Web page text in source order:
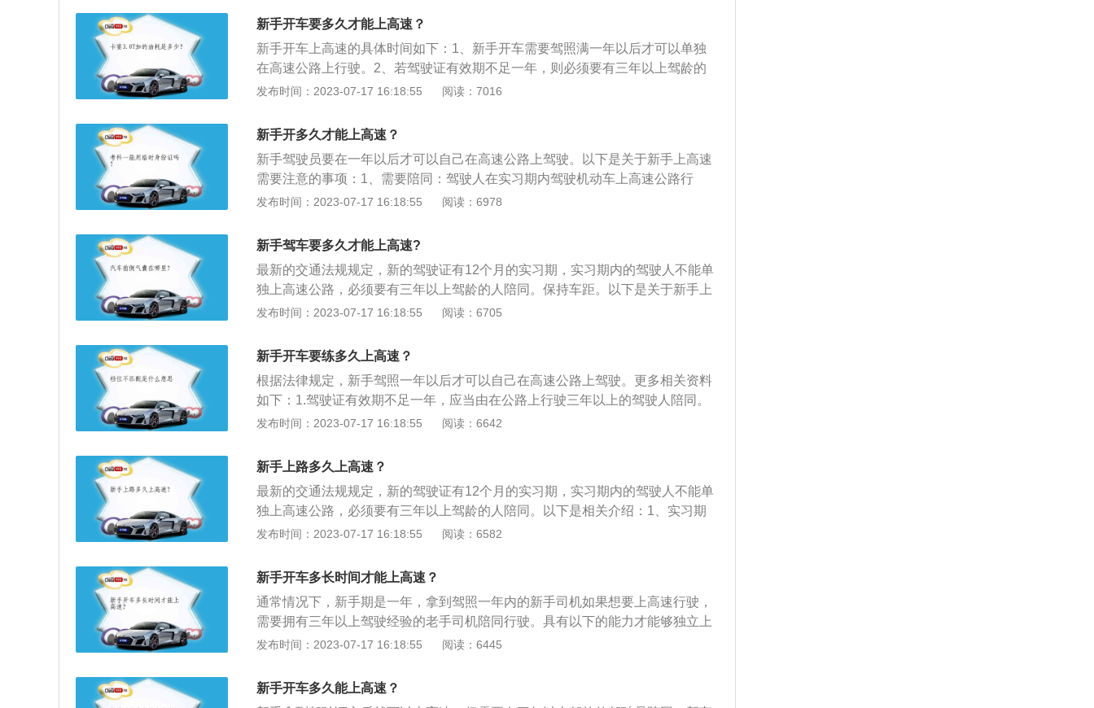
前最好可以设置好导航，确定目的地，有导航的辅助驾驶，能够让驾驶员很好了
尔观察一下左右后视镜。在复杂路况行驶时，要注意两边路况，如果有紧急情况
时要提前踩刹车。家装倒车影像：新手开车最头疼的应该是停车问题，有时候一
个车位停了半天都停不进去。建议这类车主应尽量加装倒车影像、360度全景影
新手开车要多久才能上高速？
新手开车上高速的具体时间如下：1、新手开车需要驾照满一年以后才可以单独
在高速公路上行驶。2、若驾驶证有效期不足一年，则必须要有三年以上驾龄的
人陪同。新手开车注意事项如下：1、良好的心态：新手上路开车一般会比较紧
心态。2、认真遵守交通法规：遵守交通规则是新手开车注意事项中最需要注意
车保养：新手上路前一定要按时做汽车保养。并且每次开车上路前都要先检查车
辆的状况，在新手上路开车的过程中也要留意车有没有异常情况。
发布时间：2023-07-17 16:18:55 阅读：7016
新手开多久才能上高速？
新手驾驶员要在一年以后才可以自己在高速公路上驾驶。以下是关于新手上高速
需要注意的事项：1、需要陪同：驾驶人在实习期内驾驶机动车上高速公路行
驶，应当由持相应或者更高准驾车型驾驶证三年以上的驾驶人陪同。2、处罚：“1
200元罚款，并责令就近驶离高速公路；正准备进入高速公路的新手司机，教育
发布时间：2023-07-17 16:18:55 阅读：6978
新手驾车要多久才能上高速?
最新的交通法规规定，新的驾驶证有12个月的实习期，实习期内的驾驶人不能单
独上高速公路，必须要有三年以上驾龄的人陪同。保持车距。以下是关于新手上
高速的注意事项：1、车距是行车安全第一要素，很多新手司机由于驾驶经验不
本不可能来得及刹车。2、车速限制，高速公路不像普通公路，车速有限制，高
为新手司机，车速低点没问题，但不要低于限速，根据交规规定，机动车在高速
公路上行驶低于规定最低时速的一次扣3分，也不能太快，这时跑高速应该是积
累经验和培养心理素质的过程。3、切勿猛打方向，高速行驶要始终握紧方向
动时，分几次制动最好，不要一脚刹死，防止车辆跑偏。4、良好驾驶行为，为
什么驾照未满一年实习期不能上高速，除了要有一定的驾驶经验，还要良好的驾
驶行为，例如保持直线行驶，占着两个行车道行驶，很容易产生刮蹭，再加上速
就是没有养成这个习惯，变道时如果忘记观察后视镜，这时后边有人超车，危险
有留意路口预告牌，一旦错过高速出口不要慌张，也不要尝试减速刹车或者掉
头，应继续保持车速开下去，寻找下一个出口返回原路。
发布时间：2023-07-17 16:18:55 阅读：6705
新手开车要练多久上高速？
根据法律规定，新手驾照一年以后才可以自己在高速公路上驾驶。更多相关资料
如下：1.驾驶证有效期不足一年，应当由在公路上行驶三年以上的驾驶人陪同。
实习期间，实习者必须在车上张贴实习的标志。否则，将受到惩罚。机动车驾驶
辆。2.根据《机动车驾驶证申领和使用规定》第七十五条：驾驶人在实习期内驾
驶人陪同。
发布时间：2023-07-17 16:18:55 阅读：6642
新手上路多久上高速？
最新的交通法规规定，新的驾驶证有12个月的实习期，实习期内的驾驶人不能单
独上高速公路，必须要有三年以上驾龄的人陪同。以下是相关介绍：1、实习期
间还要根据要求在车身后部粘贴、悬挂统一标志，如果标志不符合规定或者无法
不能驾驶公共汽车、营运客车，或是执行任务的警车、消防车等车辆。
发布时间：2023-07-17 16:18:55 阅读：6582
新手开车多长时间才能上高速？
通常情况下，新手期是一年，拿到驾照一年内的新手司机如果想要上高速行驶，
需要拥有三年以上驾驶经验的老手司机陪同行驶。具有以下的能力才能够独立上
高速行驶：1、完全掌握汽车高速驾驶的基本技能：在进行高速行驶时，需要对
加速升档、降挡等操作。要养成定并线之前观看后视镜的好习惯。2、完全掌握
发布时间：2023-07-17 16:18:55 阅读：6445
新手开车多久能上高速？